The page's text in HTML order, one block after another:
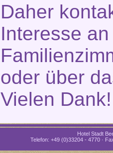
Daher
Interesse
oder über
Vielen Dank!
Hotel Stadt
Telefon: +49 (0)33204 - 4770 ·